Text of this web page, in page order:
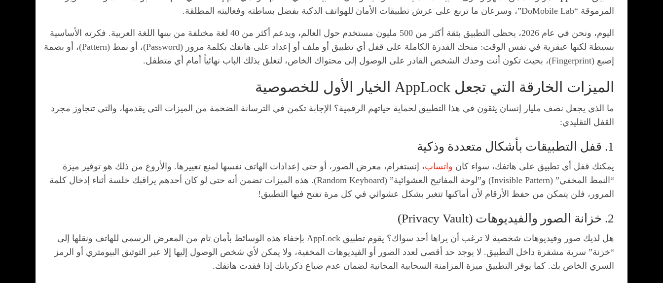
المرموقة “DoMobile Lab”، وسرعان ما تربع على عرش تطبيقات الأمان للهواتف الذكية بفضل بساطته وفعاليته المطلقة.
اليوم، ونحن في عام 2026، يحظى التطبيق بثقة أكثر من 500 مليون مستخدم حول العالم، ويدعم أكثر من 40 لغة مختلفة من بينها اللغة العربية. فكرته الأساسية
بسيطة لكنها عبقرية في نفس الوقت: منحك القدرة الكاملة على قفل أي تطبيق أو ملف أو إعداد على هاتفك بكلمة مرور (Password)، أو نمط (Pattern)، أو بصمة
إصبع (Fingerprint)، بحيث تكون أنت وحدك الشخص القادر على الوصول إلى محتواك الخاص، لتغلق بذلك الباب نهائياً أمام أي متطفل.
الميزات الخارقة التي تجعل AppLock الخيار الأول للخصوصية
ما الذي يجعل نصف مليار إنسان يثقون في هذا التطبيق لحماية حياتهم الرقمية؟ الإجابة تكمن في الترسانة الضخمة من الميزات التي يقدمها، والتي تتجاوز مجرد
القفل التقليدي:
1. قفل التطبيقات بأشكال متعددة وذكية
يمكنك قفل أي تطبيق على هاتفك، سواء كان واتساب، إنستغرام، معرض الصور، أو حتى إعدادات الهاتف نفسها لمنع تغييرها. والأروع من ذلك هو توفير ميزة
“النمط المخفي” (Invisible Pattern) و”لوحة المفاتيح العشوائية” (Random Keyboard). هذه الميزات تضمن أنه حتى لو كان أحدهم يراقبك خلسة أثناء إدخال كلمة
المرور، فلن يتمكن من حفظ الأرقام لأن أماكنها تتغير بشكل عشوائي في كل مرة تفتح فيها التطبيق!
2. خزانة الصور والفيديوهات (Privacy Vault)
هل لديك صور وفيديوهات شخصية لا ترغب أن يراها أحد سواك؟ يقوم تطبيق AppLock بإخفاء هذه الوسائط بأمان تام من المعرض الرسمي للهاتف ونقلها إلى
“خزنة” سرية مشفرة داخل التطبيق. لا يوجد حد أقصى لعدد الصور أو الفيديوهات المخفية، ولا يمكن لأي شخص الوصول إليها إلا عبر التوثيق البيومتري أو الرمز
السري الخاص بك. كما يوفر التطبيق ميزة المزامنة السحابية المجانية لضمان عدم ضياع ذكرياتك إذا فقدت هاتفك.